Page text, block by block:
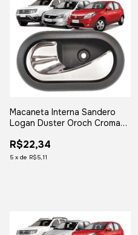
Macaneta Interna Sandero
Logan Duster Oroch Cromada
R$22,34
5 x de R$5,11